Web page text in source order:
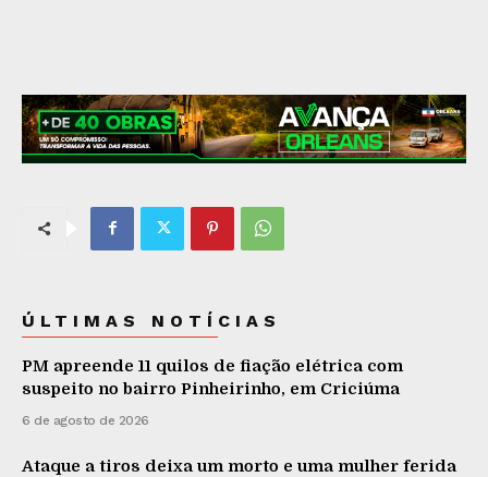
ÚLTIMAS NOTÍCIAS
PM apreende 11 quilos de fiação elétrica com
suspeito no bairro Pinheirinho, em Criciúma
6 de agosto de 2026
Ataque a tiros deixa um morto e uma mulher ferida